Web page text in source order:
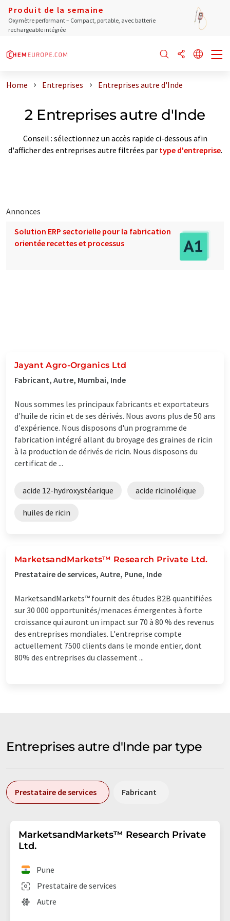
Produit de la semaine
Oxymètre performant – Compact, portable, avec batterie
rechargeable intégrée
Home Entreprises Entreprises autre d'Inde
2 Entreprises autre d'Inde
Conseil : sélectionnez un accès rapide ci-dessous afin
d'afficher des entreprises autre filtrées par type d'entreprise.
Annonces
Solution ERP sectorielle pour la fabrication
orientée recettes et processus
Jayant Agro-Organics Ltd
Fabricant, Autre, Mumbai, Inde
Nous sommes les principaux fabricants et exportateurs
d'huile de ricin et de ses dérivés. Nous avons plus de 50 ans
d'expérience. Nous disposons d'un programme de
fabrication intégré allant du broyage des graines de ricin
à la production de dérivés de ricin. Nous disposons du
certificat de ...
acide 12-hydroxystéarique acide ricinoléique
huiles de ricin
MarketsandMarkets™ Research Private Ltd.
Prestataire de services, Autre, Pune, Inde
MarketsandMarkets™ fournit des études B2B quantifiées
sur 30 000 opportunités/menaces émergentes à forte
croissance qui auront un impact sur 70 à 80 % des revenus
des entreprises mondiales. L'entreprise compte
actuellement 7500 clients dans le monde entier, dont
80% des entreprises du classement ...
Entreprises autre d'Inde par type
Prestataire de services Fabricant
MarketsandMarkets™ Research Private
Ltd.
Prestataire de services
Pune
Autre